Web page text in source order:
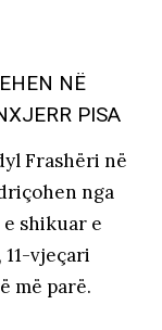
NË
PISA
Frashëri në
nga
shikuar e
vjeçari
më parë.